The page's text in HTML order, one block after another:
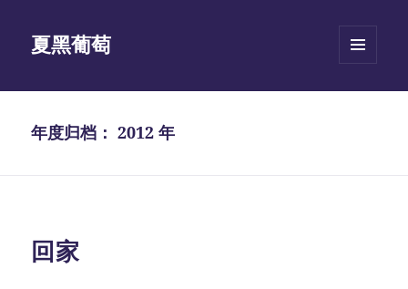
夏黑葡萄
挂件
年度归档：2012 年
回家